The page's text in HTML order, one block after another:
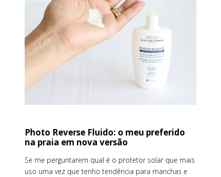
Photo Reverse Fluido: o meu preferido
na praia em nova versão
Se me perguntarem qual é o protetor solar que mais
uso uma vez que tenho tendência para manchas e